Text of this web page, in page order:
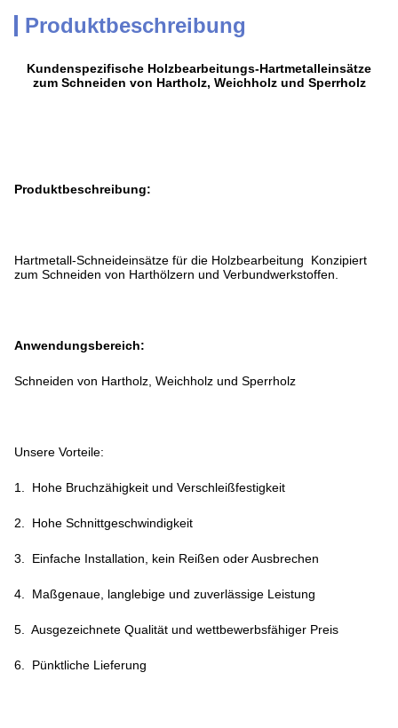
Produktbeschreibung
Kundenspezifische Holzbearbeitungs-Hartmetalleinsätze
zum Schneiden von Hartholz, Weichholz und Sperrholz
Produktbeschreibung:
Hartmetall-Schneideinsätze für die Holzbearbeitung Konzipiert
zum Schneiden von Harthölzern und Verbundwerkstoffen.
Anwendungsbereich:
Schneiden von Hartholz, Weichholz und Sperrholz
Unsere Vorteile:
1. Hohe Bruchzähigkeit und Verschleißfestigkeit
2. Hohe Schnittgeschwindigkeit
3. Einfache Installation, kein Reißen oder Ausbrechen
4. Maßgenaue, langlebige und zuverlässige Leistung
5. Ausgezeichnete Qualität und wettbewerbsfähiger Preis
6. Pünktliche Lieferung